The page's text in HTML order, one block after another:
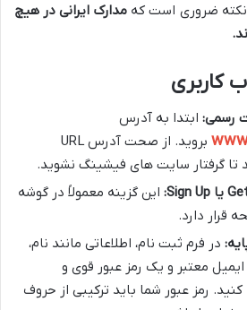
ضروری است که مدارک ایرانی در هیچ
رسمی: ابتدا به آدرس
بروید. از صحت آدرس URL
تا گرفتار سایت های فیشینگ نشوید.
این گزینه معمولاً در گوشه
قرار دارد.
در فرم ثبت نام، اطلاعاتی مانند نام،
ایمیل معتبر و یک رمز عبور قوی و
کنید. رمز عبور شما باید ترکیبی از حروف